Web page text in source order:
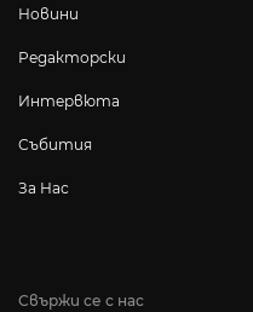
Свържи се с нас
Новини
Редакторски
Интервюта
Събития
За Нас